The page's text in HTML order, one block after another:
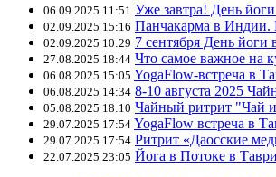
06.09.2025 11:51 Уже завтра! День
02.09.2025 15:16 Панчакарма в Индии.
02.09.2025 10:29 7 сентября День йоги
27.08.2025 18:44 Что самое важное на
06.08.2025 15:05 YogaFlow-встреча в
06.08.2025 14:34 8-10 августа 2025
05.08.2025 18:10 Чайный ритрит "Чай
29.07.2025 17:54 YogaFlow встреча в
29.07.2025 17:54 Ритрит «Даосские
22.07.2025 23:05 Йога в Потоке в